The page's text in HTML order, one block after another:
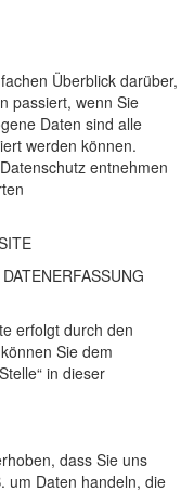
Überblick darüber,
passiert, wenn Sie
Daten sind alle
werden können.
entnehmen
DATENERFASSUNG
erfolgt durch den
Sie dem
in dieser
dass Sie uns
um Daten handeln, die